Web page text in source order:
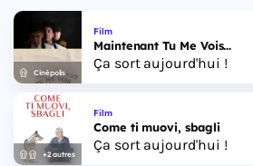
Cinépolis
Film
Maintenant Tu Me Vois...
Ça sort aujourd'hui !
+2 autres
Film
Come ti muovi, sbagli
Ça sort aujourd'hui !